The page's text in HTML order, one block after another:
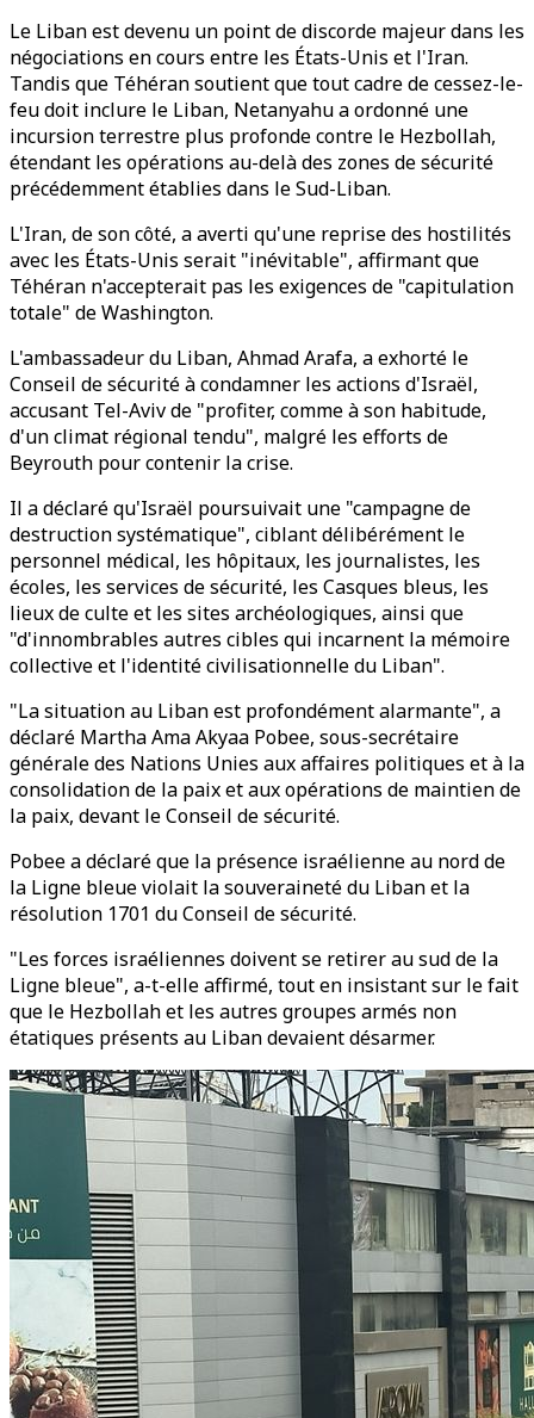
Le Liban est devenu un point de discorde majeur dans les
négociations en cours entre les États-Unis et l'Iran.
Tandis que Téhéran soutient que tout cadre de cessez-le-
feu doit inclure le Liban, Netanyahu a ordonné une
incursion terrestre plus profonde contre le Hezbollah,
étendant les opérations au-delà des zones de sécurité
précédemment établies dans le Sud-Liban.
L'Iran, de son côté, a averti qu'une reprise des hostilités
avec les États-Unis serait "inévitable", affirmant que
Téhéran n'accepterait pas les exigences de "capitulation
totale" de Washington.
L'ambassadeur du Liban, Ahmad Arafa, a exhorté le
Conseil de sécurité à condamner les actions d'Israël,
accusant Tel-Aviv de "profiter, comme à son habitude,
d'un climat régional tendu", malgré les efforts de
Beyrouth pour contenir la crise.
Il a déclaré qu'Israël poursuivait une "campagne de
destruction systématique", ciblant délibérément le
personnel médical, les hôpitaux, les journalistes, les
écoles, les services de sécurité, les Casques bleus, les
lieux de culte et les sites archéologiques, ainsi que
"d'innombrables autres cibles qui incarnent la mémoire
collective et l'identité civilisationnelle du Liban".
"La situation au Liban est profondément alarmante", a
déclaré Martha Ama Akyaa Pobee, sous-secrétaire
générale des Nations Unies aux affaires politiques et à la
consolidation de la paix et aux opérations de maintien de
la paix, devant le Conseil de sécurité.
Pobee a déclaré que la présence israélienne au nord de
la Ligne bleue violait la souveraineté du Liban et la
résolution 1701 du Conseil de sécurité.
"Les forces israéliennes doivent se retirer au sud de la
Ligne bleue", a-t-elle affirmé, tout en insistant sur le fait
que le Hezbollah et les autres groupes armés non
étatiques présents au Liban devaient désarmer.